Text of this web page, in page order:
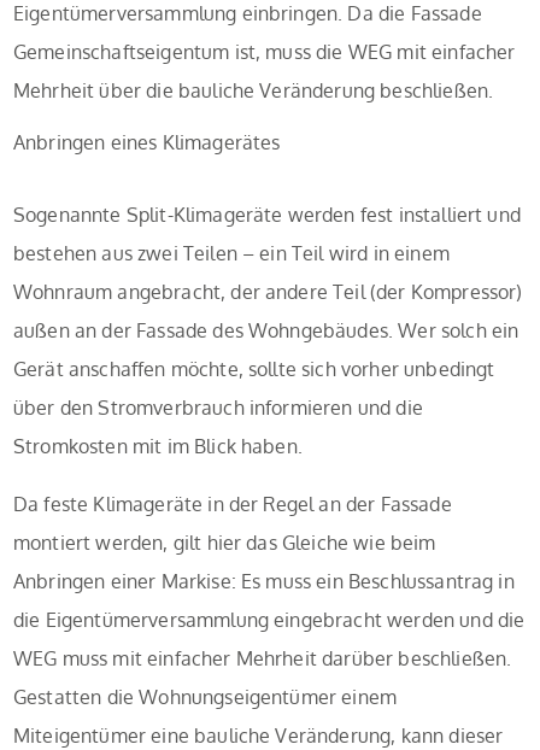
Eigentümerversammlung einbringen. Da die Fassade
Gemeinschaftseigentum ist, muss die WEG mit einfacher
Mehrheit über die bauliche Veränderung beschließen.
Anbringen eines Klimagerätes
Sogenannte Split-Klimageräte werden fest installiert und
bestehen aus zwei Teilen – ein Teil wird in einem
Wohnraum angebracht, der andere Teil (der Kompressor)
außen an der Fassade des Wohngebäudes. Wer solch ein
Gerät anschaffen möchte, sollte sich vorher unbedingt
über den Stromverbrauch informieren und die
Stromkosten mit im Blick haben.
Da feste Klimageräte in der Regel an der Fassade
montiert werden, gilt hier das Gleiche wie beim
Anbringen einer Markise: Es muss ein Beschlussantrag in
die Eigentümerversammlung eingebracht werden und die
WEG muss mit einfacher Mehrheit darüber beschließen.
Gestatten die Wohnungseigentümer einem
Miteigentümer eine bauliche Veränderung, kann dieser